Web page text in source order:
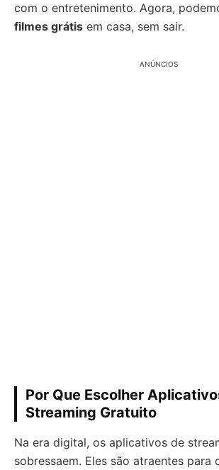
com o entretenimento. Agora,
filmes grátis em casa, sem sair.
ANÚNCIOS
Por Que Escolher
Streaming Gratuito
Na era digital, os aplicativos de
sobressaem. Eles são atraentes para